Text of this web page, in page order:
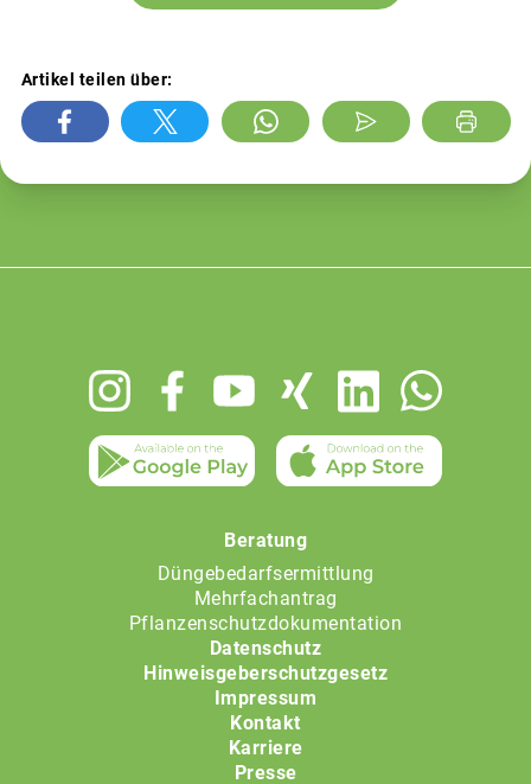
Artikel teilen über:
Beratung
Düngebedarfsermittlung
Mehrfachantrag
Pflanzenschutzdokumentation
Datenschutz
Hinweisgeberschutzgesetz
Impressum
Kontakt
Karriere
Presse